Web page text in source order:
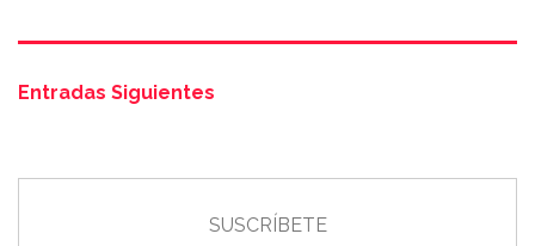
Entradas Siguientes
SUSCRÍBETE